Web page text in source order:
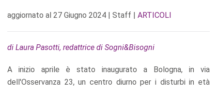
aggiornato al 27 Giugno 2024 | Staff | ARTICOLI
di Laura Pasotti, redattrice di Sogni&Bisogni
A inizio aprile è stato inaugurato a Bologna, in via
dell'Osservanza 23, un centro diurno per i disturbi in età